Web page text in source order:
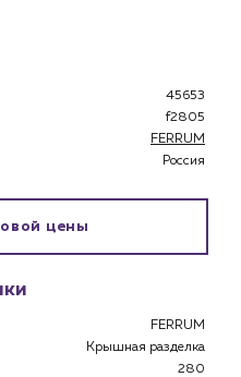
45653
f2805
FERRUM
Россия
цены
FERRUM
Крышная разделка
280